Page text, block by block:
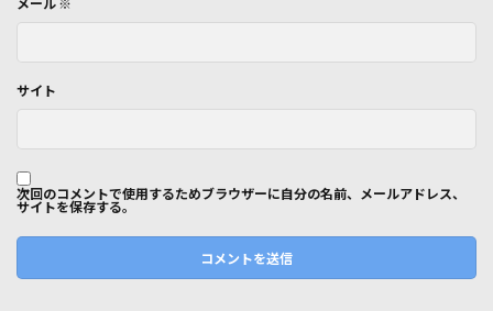
メール ※
サイト
次回のコメントで使用するためブラウザーに自分の名前、メールアドレス、
サイトを保存する。